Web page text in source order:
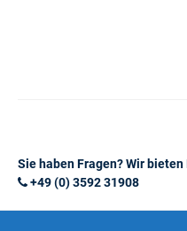
Sie haben Fragen? Wir
+49 (0) 3592 31908